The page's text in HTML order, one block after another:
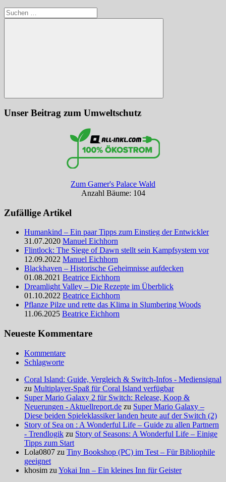
Suchen
nach:
Suchen
Unser Beitrag zum Umweltschutz
Zum Gamer's Palace Wald
Anzahl Bäume: 104
Zufällige Artikel
Humankind – Ein paar Tipps zum Einstieg der Entwickler
31.07.2020 Manuel Eichhorn
Flintlock: The Siege of Dawn stellt sein Kampfsystem vor
12.09.2022 Manuel Eichhorn
Blackhaven – Historische Geheimnisse aufdecken
01.08.2021 Beatrice Eichhorn
Dreamlight Valley – Die Rezepte im Überblick
01.10.2022 Beatrice Eichhorn
Pflanze Pilze und rette das Klima in Slumbering Woods
11.06.2025 Beatrice Eichhorn
Neueste Kommentare
Kommentare
Schlagworte
Coral Island: Guide, Vergleich & Switch-Infos - Mediensignal
zu Multiplayer-Spaß für Coral Island verfügbar
Super Mario Galaxy 2 für Switch: Release, Koop &
Neuerungen - Aktuellreport.de zu Super Mario Galaxy –
Diese beiden Spieleklassiker landen heute auf der Switch (2)
Story of Sea on : A Wonderful Life – Guide zu allen Partnern
- Trendlogik zu Story of Seasons: A Wonderful Life – Einige
Tipps zum Start
Lola0807 zu Tiny Bookshop (PC) im Test – Für Bibliophile
geeignet
khosim zu Yokai Inn – Ein kleines Inn für Geister